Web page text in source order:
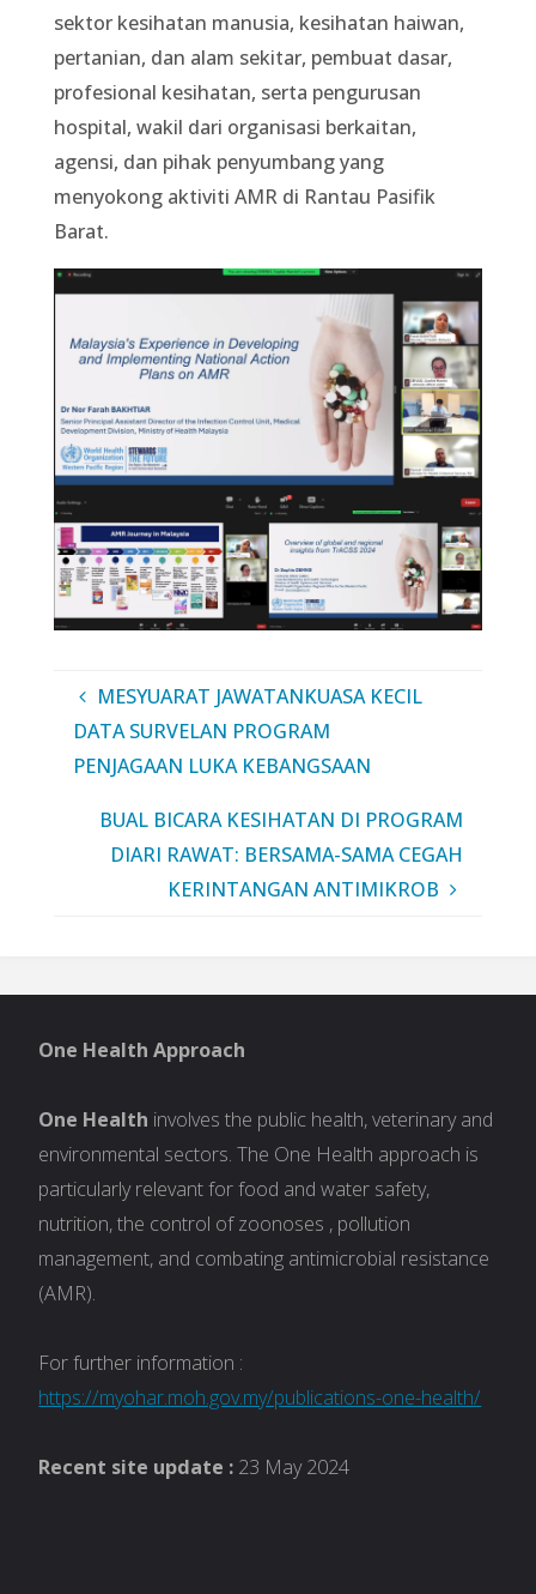
sektor kesihatan manusia, kesihatan haiwan,
pertanian, dan alam sekitar, pembuat dasar,
profesional kesihatan, serta pengurusan
hospital, wakil dari organisasi berkaitan,
agensi, dan pihak penyumbang yang
menyokong aktiviti AMR di Rantau Pasifik
Barat.
MESYUARAT JAWATANKUASA KECIL
DATA SURVELAN PROGRAM
PENJAGAAN LUKA KEBANGSAAN
BUAL BICARA KESIHATAN DI PROGRAM
DIARI RAWAT: BERSAMA-SAMA CEGAH
KERINTANGAN ANTIMIKROB
One Health Approach
One Health involves the public health, veterinary and
environmental sectors. The One Health approach is
particularly relevant for food and water safety,
nutrition, the control of zoonoses , pollution
management, and combating antimicrobial resistance
(AMR).
For further information :
https://myohar.moh.gov.my/publications-one-health/
Recent site update : 23 May 2024